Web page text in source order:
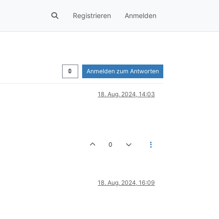
Registrieren Anmelden
Anmelden zum Antworten
18. Aug. 2024, 14:03
0
18. Aug. 2024, 16:09